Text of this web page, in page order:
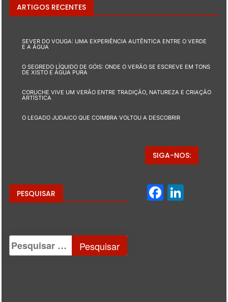
ARTIGOS RECENTES
SEVER DO VOUGA: UMA EXPERIÊNCIA AUTÊNTICA ENTRE O VERDE
E A ÁGUA
O SEGREDO LÍQUIDO DE GÓIS: ONDE O VERÃO SE ESCREVE EM TONS
DE XISTO E ÁGUA PURA
CORUCHE VIVE UM VERÃO ENTRE TRADIÇÃO, NATUREZA E CRIAÇÃO
ARTÍSTICA
O LEGADO JUDAICO QUE COIMBRA VOLTOU A DESCOBRIR
PESQUISAR
SIGA-NOS: